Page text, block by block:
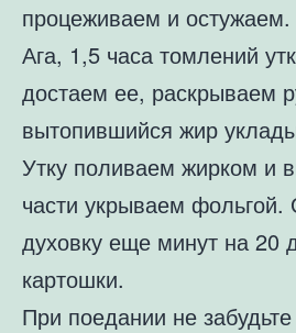
процеживаем и остужаем.
Ага, 1,5 часа томлений
достаем ее, раскрываем
вытопившийся жир
Утку поливаем жирком и
части укрываем
духовку еще минут на 20
картошки.
При поедании не